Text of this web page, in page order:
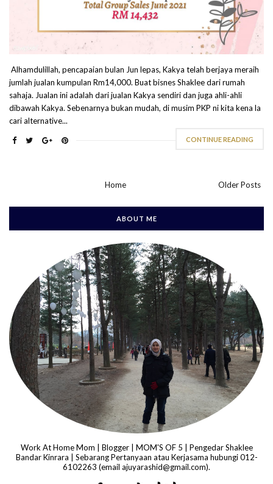
Alhamdulillah, pencapaian bulan Jun lepas, Kakya telah berjaya meraih
jumlah jualan kumpulan Rm14,000. Buat bisnes Shaklee dari rumah
sahaja. Jualan ini adalah dari jualan Kakya sendiri dan juga ahli-ahli
dibawah Kakya. Sebenarnya bukan mudah, di musim PKP ni kita kena la
cari alternative...
CONTINUE READING
Older Posts
Home
ABOUT ME
Work At Home Mom | Blogger | MOM'S OF 5 | Pengedar Shaklee
Bandar Kinrara | Sebarang Pertanyaan atau Kerjasama hubungi 012-
6102263 (email ajuyarashid@gmail.com).